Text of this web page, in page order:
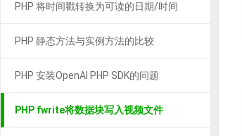
PHP 将时间戳转换为可读的日期/时间
PHP 静态方法与实例方法的比较
PHP 安装OpenAI PHP SDK的问题
PHP fwrite将数据块写入视频文件